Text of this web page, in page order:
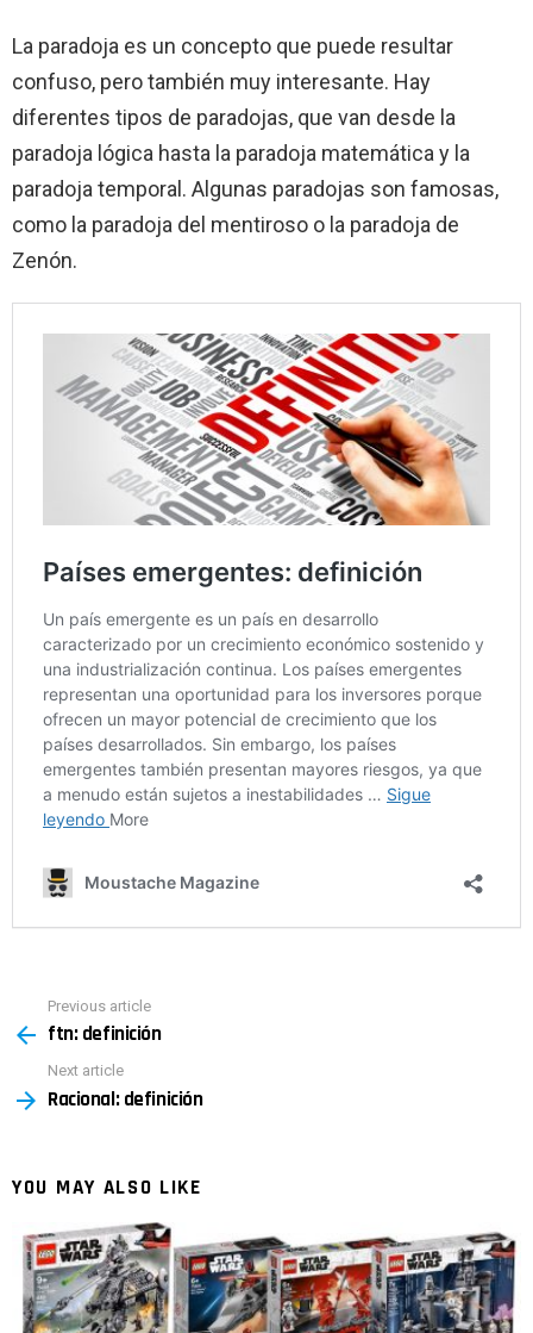
La paradoja es un concepto que puede resultar
confuso, pero también muy interesante. Hay
diferentes tipos de paradojas, que van desde la
paradoja lógica hasta la paradoja matemática y la
paradoja temporal. Algunas paradojas son famosas,
como la paradoja del mentiroso o la paradoja de
Zenón.
more
Previous article
ftn: definición
Next article
Racional: definición
YOU MAY ALSO LIKE